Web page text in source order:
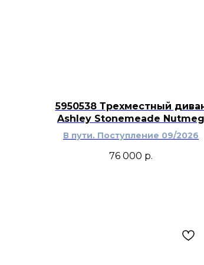
5950538 Трехместный
Ashley Stonemeade Nutmeg
В пути. Поступление 09/2026
76 000 р.